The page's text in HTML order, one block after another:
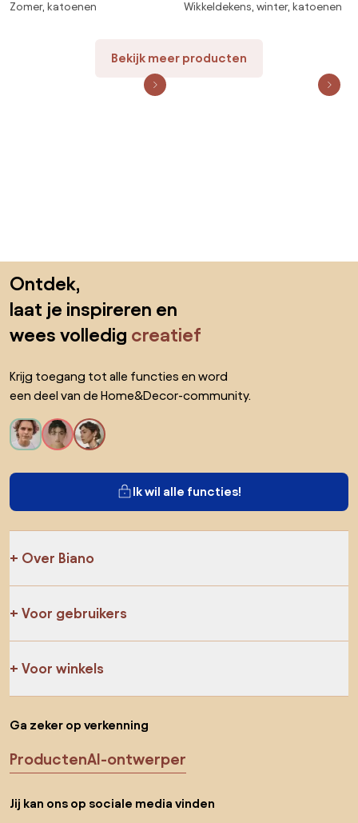
Zomer, katoenen
Wikkeldekens, winter, katoenen
Bekijk meer producten
Ontdek,
laat je inspireren en
wees volledig creatief
Krijg toegang tot alle functies en word
een deel van de Home&Decor-community.
Ik wil alle functies!
Over Biano
Voor gebruikers
Voor winkels
Ga zeker op verkenning
ProductenAI-ontwerper
Jij kan ons op sociale media vinden